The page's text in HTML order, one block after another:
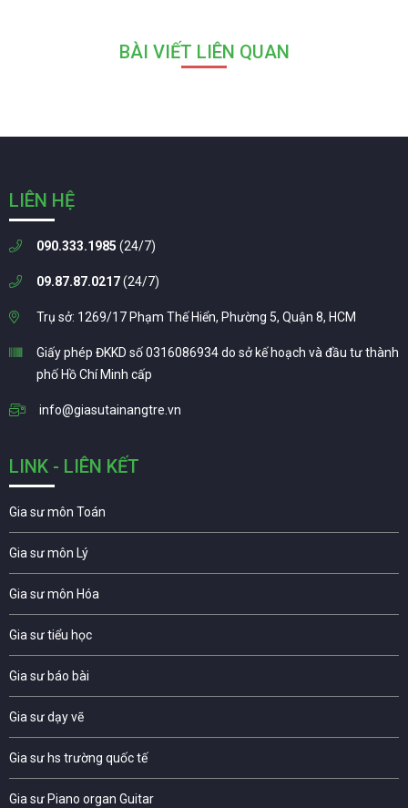
BÀI VIẾT LIÊN QUAN
LIÊN HỆ
090.333.1985 (24/7)
09.87.87.0217(24/7)
Trụ sở: 1269/17 Phạm Thế Hiển, Phường 5, Quận 8, HCM
Giấy phép ĐKKD số 0316086934 do sở kế hoạch và đầu tư thành
phố Hồ Chí Minh cấp
info@giasutainangtre.vn
LINK - LIÊN KẾT
Gia sư môn Toán
Gia sư môn Lý
Gia sư môn Hóa
Gia sư tiểu học
Gia sư báo bài
Gia sư dạy vẽ
Gia sư hs trường quốc tế
Gia sư Piano organ Guitar